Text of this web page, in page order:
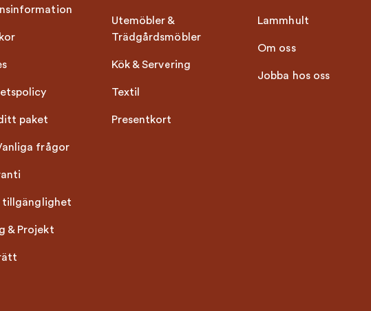
paket
frågor
tillgänglighet
& Projekt
Utemöbler &
Trädgårdsmöbler
Kök & Servering
Textil
Presentkort
Lammhult
Om oss
Jobba hos oss